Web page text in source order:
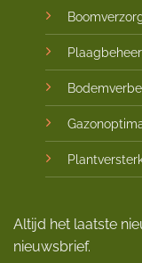
Altijd het laatste
nieuwsbrief.